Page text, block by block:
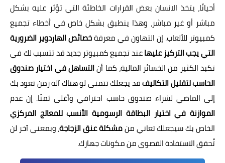
أحيانًا، يتخذ الانسان بعض القرارات الخاطئة التي تؤثر عليه بشكل
مباشر أو غير مباشر، وهذا ينطبق بشكل خاص في أخطاء تجميع
كمبيوتر للألعاب. إن التهاون في معرفةخصائص الهاردوير الضرورية
التي يجب التركيز عليهاعند تجميع كمبيوتر جديد قد تتسبب لك في
تكبد الكثير من الخسائر المالية، كما أنالتساهل في اختيار صندوق
الحاسب لتقليل التكاليفقد يجعلك تتمنى لو هناك آلة زمن تعود بك
إلى الماضي لشراء صندوق حاسب احترافي وأغلى ثمنًا. إن عدم
الموازنة في اختيار البطاقة الرسومية الأنسب للمعالج المركزي
الخاص بك سيجعلك تعاني منمشكلة عنق الزجاجة، وبمعنى آخر لن
تُحقق الاستفادة القصوى من مكونات جهازك.